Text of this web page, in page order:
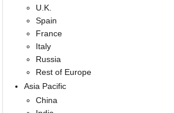
U.K.
Spain
France
Italy
Russia
Rest of Europe
Asia Pacific
China